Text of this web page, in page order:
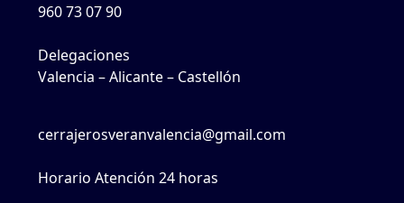
960 73 07 90
Delegaciones
Valencia – Alicante – Castellón
cerrajerosveranvalencia@gmail.com
Horario Atención 24 horas